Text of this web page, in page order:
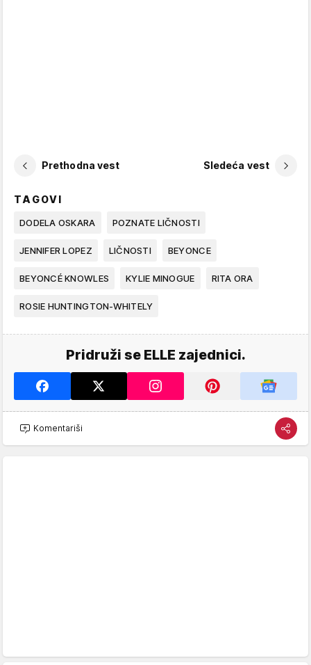
Prethodna vest Sledeća vest
TAGOVI
DODELA OSKARA POZNATE LIČNOSTI
JENNIFER LOPEZ LIČNOSTI BEYONCE
BEYONCÉ KNOWLES KYLIE MINOGUE RITA ORA
ROSIE HUNTINGTON-WHITELY
Pridruži se ELLE zajednici.
Komentariši